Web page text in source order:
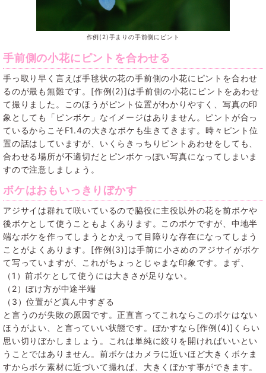
作例(2)手まりの手前側にピント
手前側の小花にピントを合わせる
手っ取り早く言えば手毬状の花の手前側の小花にピントを合わせ
るのが最も無難です。[作例(2)]は手前側の小花にピントをあわせ
て撮りました。このほうがピント位置がわかりやすく、写真の印
象としても「ピンボケ」なイメージはありません。ピントが合っ
ているからこそF1.4の大きなボケも生きてきます。時々ピント位
置の話はしていますが、いくらきっちりピントあわせをしても、
合わせる場所が不適切だとピンボケっぽい写真になってしまいま
すので注意しましょう。
ボケはおもいっきりぼかす
アジサイは群れて咲いているので脇役に主役以外の花を前ボケや
後ボケとして使うこともよくあります。このボケですが、中地半
端なボケを作ってしまうとかえって目障りな存在になってしまう
ことがよくあります。[作例(3)]は手前に小さめのアジサイがボケ
て写っていますが、これがちょっとじゃまな印象です。まず、
（1）前ボケとして使うには大きさが足りない。
（2）ぼけ方が中途半端
（3）位置がど真ん中すぎる
と言うのが失敗の原因です。正直言ってこれならこのボケはない
ほうがよい、と言っていい状態です。ぼかすなら[作例(4)]くらい
思い切りぼかしましょう。これは単純に絞りを開ければいいとい
うことではありません。前ボケはカメラに近いほど大きくボケま
すからボケ素材に近づいて撮れば、大きくぼかす事ができます。